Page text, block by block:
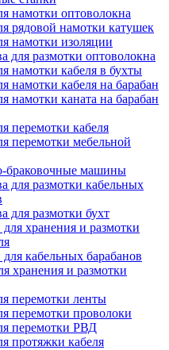
намотки оптоволокна
рядовой намотки катушек
намотки изоляции
для размотки оптоволокна
намотки кабеля в бухты
намотки кабеля на барабан
намотки каната на барабан
перемотки кабеля
перемотки мебельной
браковочные машины
для размотки кабельных
для размотки бухт
хранения и размотки
кабельных барабанов
хранения и размотки
перемотки ленты
перемотки проволоки
перемотки РВД
протяжки кабеля